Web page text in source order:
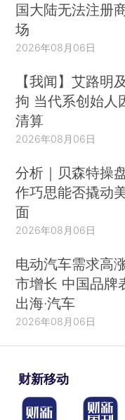
国大陆无法注册
场
2026年08月06日
【我闻】艾路明
拘 当代系创始人
清算
2026年08月06日
分析｜贝森特操
作巧思能否撬动
面
2026年08月06日
电动汽车需求高
市增长 中国品牌
出海·汽车
2026年08月06日
财新移动